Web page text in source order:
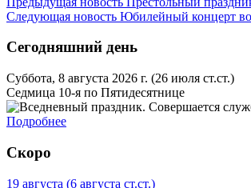
Следующая новость Юбилейный концерт
Сегодняшний день
Суббота, 8 августа 2026 г. (26 июля ст.ст.)
Седмица 10-я по Пятидесятнице
Подробнее
Скоро
19 августа (6 августа ст.ст.)